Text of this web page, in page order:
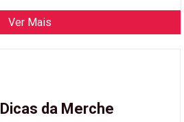
Ver Mais
Dicas da Merche